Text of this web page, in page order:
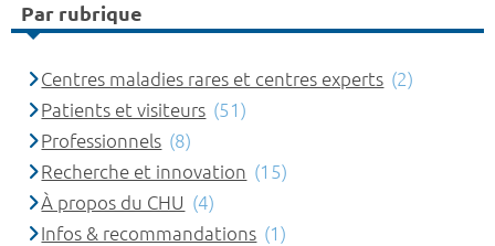
Par rubrique
Centres maladies rares et centres experts (2)
Patients et visiteurs (51)
Professionnels (8)
Recherche et innovation (15)
À propos du CHU (4)
Infos & recommandations (1)